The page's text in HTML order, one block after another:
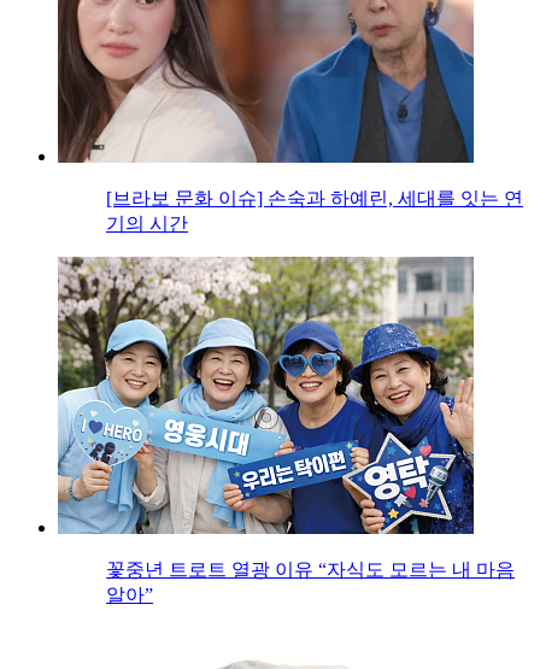
[브라보 문화 이슈] 손숙과 하예린, 세대를 잇는 연
기의 시간
꽃중년 트로트 열광 이유 “자식도 모르는 내 마음
알아”